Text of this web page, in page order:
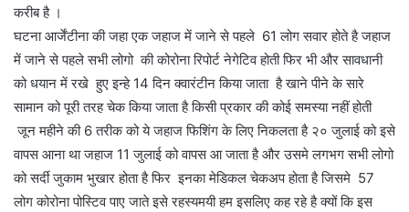
करीब है ।
घटना आर्जेंटीना की जहा एक जहाज में जाने से पहले 61 लोग सवार होते है जहाज
में जाने से पहले सभी लोगो की कोरोना रिपोर्ट नेगेटिव होती फिर भी और सावधानी
को धयान में रखे हुए इन्हे 14 दिन क्वारंटीन किया जाता है खाने पीने के सारे
सामान को पूरी तरह चेक किया जाता है किसी प्रकार की कोई समस्या नहीं होती
जून महीने की 6 तरीक को ये जहाज फिशिंग के लिए निकलता है २० जुलाई को इसे
वापस आना था जहाज 11 जुलाई को वापस आ जाता है और उसमे लगभग सभी लोगो
को सर्दी जुकाम भुखार होता है फिर इनका मेडिकल चेकअप होता है जिसमे 57
लोग कोरोना पोस्टिव पाए जाते इसे रहस्यमयी हम इसलिए कह रहे है क्यों कि इस